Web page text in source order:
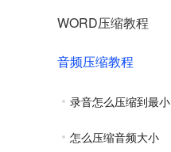
WORD压缩教程
音频压缩教程
录音怎么压缩到最小
怎么压缩音频大小